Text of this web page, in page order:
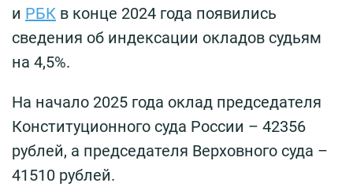
и РБК в конце 2024 года появились
сведения об индексации окладов судьям
на 4,5%.
На начало 2025 года оклад председателя
Конституционного суда России – 42356
рублей, а председателя Верховного суда –
41510 рублей.